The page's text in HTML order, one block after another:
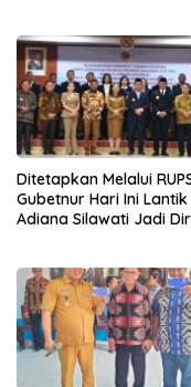
Samsat Rajabasa
Ditetapkan Melalui
Gubetnur Hari Ini Lantik
Adiana Silawati Jadi